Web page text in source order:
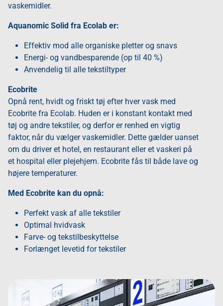
vaskemidler.
Aquanomic Solid fra Ecolab er:
Effektiv mod alle organiske pletter og snavs
Energi- og vandbesparende (op til 40 %)
Anvendelig til alle tekstiltyper
Ecobrite
Opnå rent, hvidt og friskt tøj efter hver vask med
Ecobrite fra Ecolab. Huden er i konstant kontakt med
tøj og andre tekstiler, og derfor er renhed en vigtig
faktor, når du vælger vaskemidler. Dette gælder uanset
om du driver et hotel, en restaurant eller et vaskeri på
et hospital eller plejehjem. Ecobrite fås til både lave og
højere temperaturer.
Med Ecobrite kan du opnå:
Perfekt vask af alle tekstiler
Optimal hvidvask
Farve- og tekstilbeskyttelse
Forlænget levetid for tekstiler